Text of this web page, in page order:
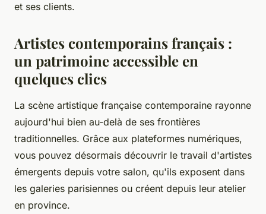
et ses clients.
Artistes contemporains français :
un patrimoine accessible en
quelques clics
La scène artistique française contemporaine rayonne
aujourd'hui bien au-delà de ses frontières
traditionnelles. Grâce aux plateformes numériques,
vous pouvez désormais découvrir le travail d'artistes
émergents depuis votre salon, qu'ils exposent dans
les galeries parisiennes ou créent depuis leur atelier
en province.